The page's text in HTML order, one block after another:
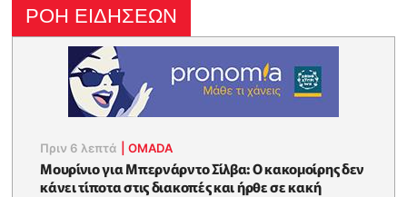
ΡΟΗ ΕΙΔΗΣΕΩΝ
Πριν 6 λεπτά |OMADA
Μουρίνιο για Μπερνάρντο Σίλβα: Ο κακομοίρης δεν
κάνει τίποτα στις διακοπές και ήρθε σε κακή